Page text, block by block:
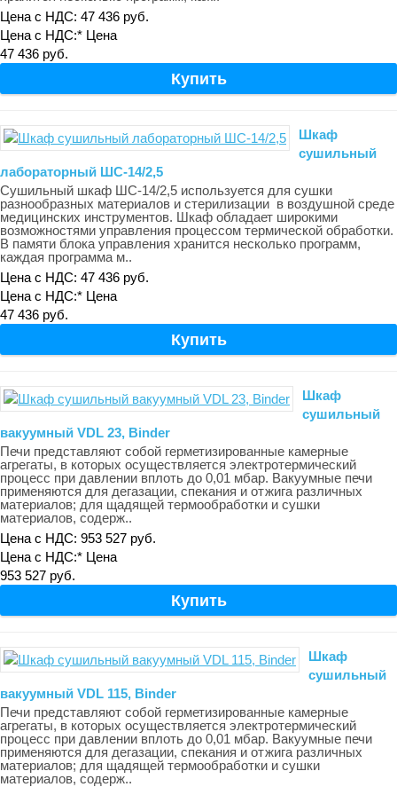
Цена с НДС: 47 436 руб.
Цена с НДС:* Цена
47 436 руб.
Шкаф
сушильный
лабораторный ШС-14/2,5
Сушильный шкаф ШС-14/2,5 используется для сушки
разнообразных материалов и стерилизации в воздушной среде
медицинских инструментов. Шкаф обладает широкими
возможностями управления процессом термической обработки.
В памяти блока управления хранится несколько программ,
каждая программа м..
Цена с НДС: 47 436 руб.
Цена с НДС:* Цена
47 436 руб.
Шкаф
сушильный
вакуумный VDL 23, Binder
Печи представляют собой герметизированные камерные
агрегаты, в которых осуществляется электротермический
процесс при давлении вплоть до 0,01 мбар. Вакуумные печи
применяются для дегазации, спекания и отжига различных
материалов; для щадящей термообработки и сушки
материалов, содерж..
Цена с НДС: 953 527 руб.
Цена с НДС:* Цена
953 527 руб.
Шкаф
сушильный
вакуумный VDL 115, Binder
Печи представляют собой герметизированные камерные
агрегаты, в которых осуществляется электротермический
процесс при давлении вплоть до 0,01 мбар. Вакуумные печи
применяются для дегазации, спекания и отжига различных
материалов; для щадящей термообработки и сушки
материалов, содерж..